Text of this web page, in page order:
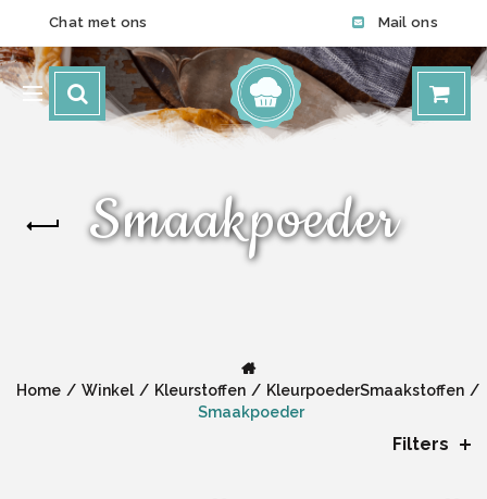
Chat met ons Mail ons
Smaakpoeder
Home Winkel Kleurstoffen
KleurpoederSmaakstoffen
Smaakpoeder
Filters